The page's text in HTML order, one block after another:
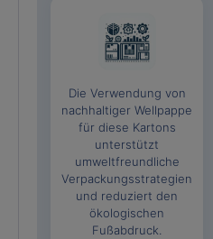
Die Verwendung von
nachhaltiger Wellpappe
für diese Kartons
unterstützt
umweltfreundliche
Verpackungsstrategien
und reduziert den
ökologischen
Fußabdruck.